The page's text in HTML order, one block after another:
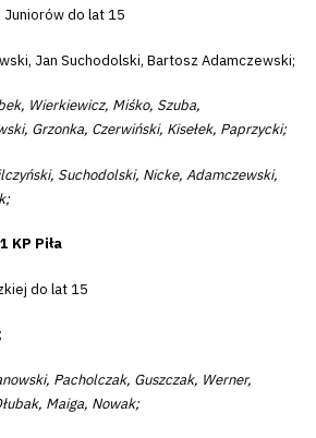
Juniorów do lat 15
Jan Suchodolski, Bartosz Adamczewski;
Wierkiewicz, Miśko, Szuba,
Grzonka, Czerwiński, Kisełek, Paprzycki;
Suchodolski, Nicke, Adamczewski,
KP Piła
do lat 15
Pacholczak, Guszczak, Werner,
Maiga, Nowak;